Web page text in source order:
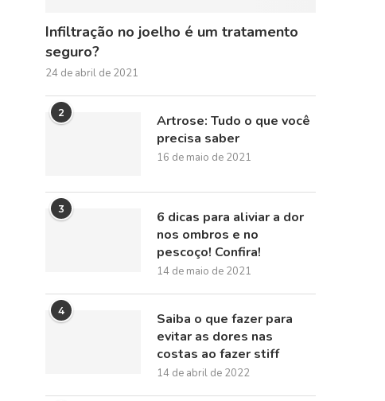
Infiltração no joelho é um tratamento
seguro?
24 de abril de 2021
2
Artrose: Tudo o que você
precisa saber
16 de maio de 2021
3
6 dicas para aliviar a dor
nos ombros e no
pescoço! Confira!
14 de maio de 2021
4
Saiba o que fazer para
evitar as dores nas
costas ao fazer stiff
14 de abril de 2022